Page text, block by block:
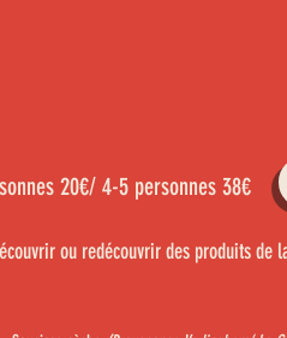
20€/ 4-5 personnes 38€
ou redécouvrir des produits de